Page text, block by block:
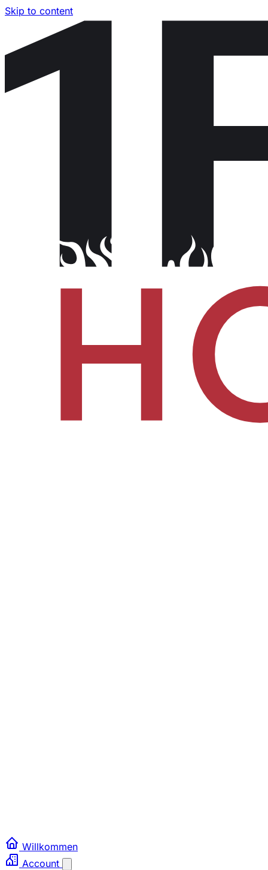
Skip to content
Willkommen
Account